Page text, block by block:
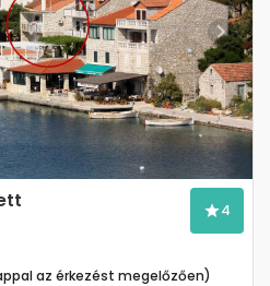
Next
4
az érkezést megelőzően)